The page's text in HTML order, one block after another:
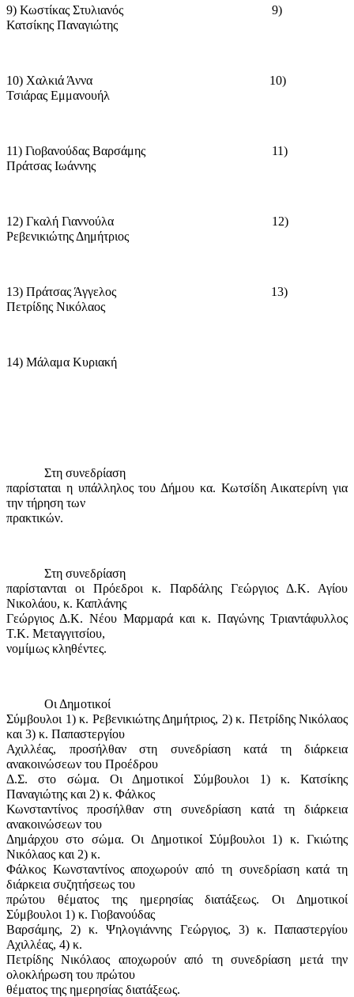
9) Κωστίκας Στυλιανός
9)
Κατσίκης Παναγιώτης
10) Χαλκιά Άννα
10)
Τσιάρας Εμμανουήλ
11) Γιοβανούδας Βαρσάμης
11)
Πράτσας Ιωάννης
12) Γκαλή Γιαννούλα
12)
Ρεβενικιώτης Δημήτριος
13) Πράτσας Άγγελος
13)
Πετρίδης Νικόλαος
14) Μάλαμα Κυριακή
Στη συνεδρίαση
παρίσταται η υπάλληλος του Δήμου κα. Κωτσίδη Αικατερίνη για
την τήρηση των
πρακτικών.
Στη συνεδρίαση
παρίστανται οι Πρόεδροι κ. Παρδάλης Γεώργιος Δ.Κ. Αγίου
Νικολάου, κ. Καπλάνης
Γεώργιος Δ.Κ. Νέου Μαρμαρά και κ. Παγώνης Τριαντάφυλλος
Τ.Κ. Μεταγγιτσίου,
νομίμως κληθέντες.
Οι Δημοτικοί
Σύμβουλοι 1) κ. Ρεβενικιώτης Δημήτριος, 2) κ. Πετρίδης Νικόλαος
και 3) κ. Παπαστεργίου
Αχιλλέας, προσήλθαν στη συνεδρίαση κατά τη διάρκεια
ανακοινώσεων του Προέδρου
Δ.Σ. στο σώμα. Οι Δημοτικοί Σύμβουλοι 1) κ. Κατσίκης
Παναγιώτης και 2) κ. Φάλκος
Κωνσταντίνος προσήλθαν στη συνεδρίαση κατά τη διάρκεια
ανακοινώσεων του
Δημάρχου στο σώμα. Οι Δημοτικοί Σύμβουλοι 1) κ. Γκιώτης
Νικόλαος και 2) κ.
Φάλκος Κωνσταντίνος αποχωρούν από τη συνεδρίαση κατά τη
διάρκεια συζητήσεως του
πρώτου θέματος της ημερησίας διατάξεως. Οι Δημοτικοί
Σύμβουλοι 1) κ. Γιοβανούδας
Βαρσάμης, 2) κ. Ψηλογιάννης Γεώργιος, 3) κ. Παπαστεργίου
Αχιλλέας, 4) κ.
Πετρίδης Νικόλαος αποχωρούν από τη συνεδρίαση μετά την
ολοκλήρωση του πρώτου
θέματος της ημερησίας διατάξεως.